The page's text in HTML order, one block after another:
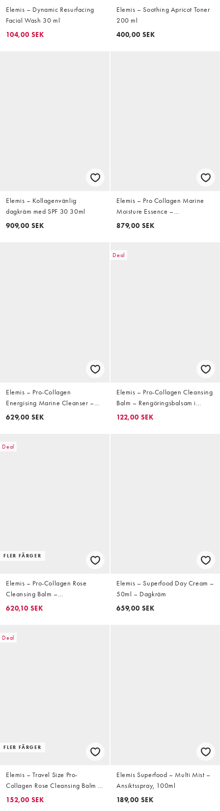
Elemis – Dynamic Resurfacing
Facial Wash 30 ml
104,00 SEK
Elemis – Soothing Apricot Toner
200 ml
400,00 SEK
Elemis – Kollagenvänlig
dagkräm med SPF 30 30ml
909,00 SEK
Elemis – Pro Collagen Marine
Moisture Essence –
Fuktighetskräm med kollagen
879,00 SEK
Elemis – Pro-Collagen
Energising Marine Cleanser –
Rengöringskräm 150 ml
629,00 SEK
Deal
Elemis – Pro-Collagen Cleansing
Balm – Rengöringsbalsam i
resestorlek, 20g
122,00 SEK
Deal
FLER FÄRGER
Elemis – Pro-Collagen Rose
Cleansing Balm –
Rengöringskräm 100 g
620,10 SEK
Elemis – Superfood Day Cream –
50ml – Dagkräm
659,00 SEK
Deal
FLER FÄRGER
Elemis – Travel Size Pro-
Collagen Rose Cleansing Balm –
Rengöringskräm i resestorlek,
152,00 SEK
Elemis Superfood – Multi Mist –
Ansiktsspray, 100ml
189,00 SEK